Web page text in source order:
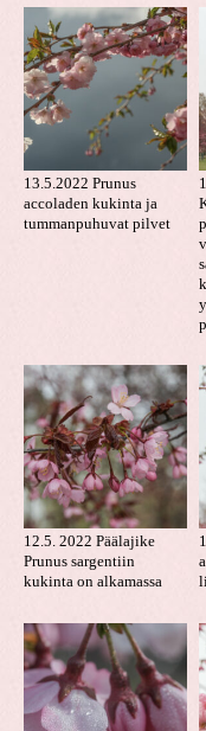
13.5.2022 Prunus
accoladen kukinta ja
tummanpuhuvat pilvet
12.5. 2022 Päälajike
Prunus sargentiin
kukinta on alkamassa